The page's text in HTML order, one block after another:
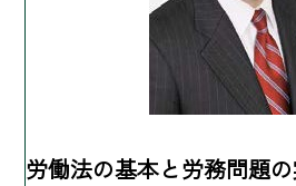
労働法の基本と労務問題